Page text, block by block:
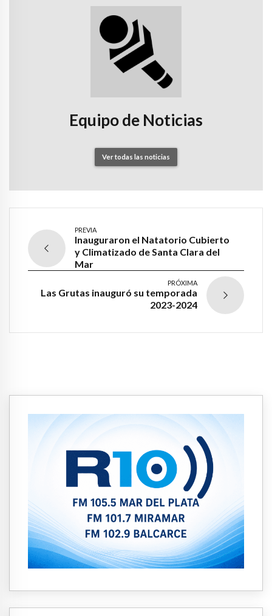
Equipo de Noticias
Ver todas las noticias
PREVIA
Inauguraron el Natatorio Cubierto
y Climatizado de Santa Clara del
Mar
PRÓXIMA
Las Grutas inauguró su temporada
2023-2024